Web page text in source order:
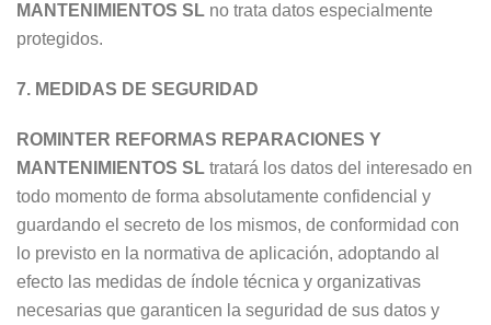
MANTENIMIENTOS SL no trata datos especialmente
protegidos.
7. MEDIDAS DE SEGURIDAD
ROMINTER REFORMAS REPARACIONES Y
MANTENIMIENTOS SL tratará los datos del interesado en
todo momento de forma absolutamente confidencial y
guardando el secreto de los mismos, de conformidad con
lo previsto en la normativa de aplicación, adoptando al
efecto las medidas de índole técnica y organizativas
necesarias que garanticen la seguridad de sus datos y